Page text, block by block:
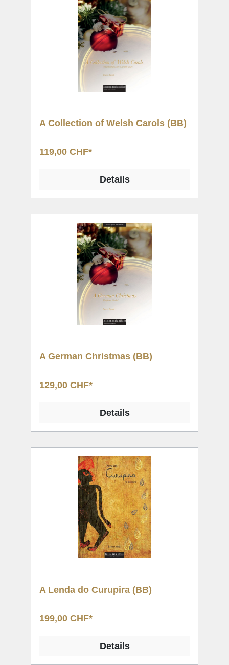
A Collection of Welsh Carols (BB)
119,00 CHF*
Details
A German Christmas (BB)
129,00 CHF*
Details
A Lenda do Curupira (BB)
199,00 CHF*
Details